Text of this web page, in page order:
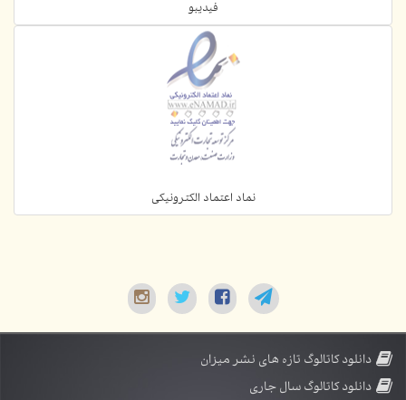
فیدیبو
نماد اعتماد الکترونیکی
دانلود کاتالوگ تازه های نشر میزان
دانلود کاتالوگ سال جاری